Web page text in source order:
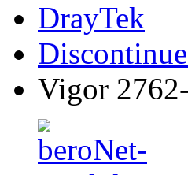
DrayTek
Vigor